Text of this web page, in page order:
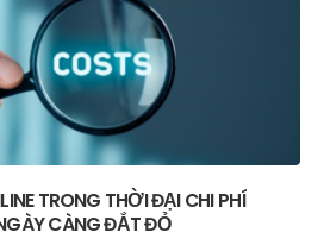
THỂ THAY THẾ WEBSITE BÁN
THỐNG?